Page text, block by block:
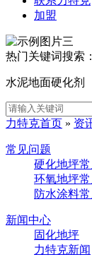
加盟
热门关键词搜索：
水泥地面硬化
力特克首页 » 资
常见问题
硬化地坪
环氧地坪
防水涂料
新闻中心
固化地坪
力特克新闻